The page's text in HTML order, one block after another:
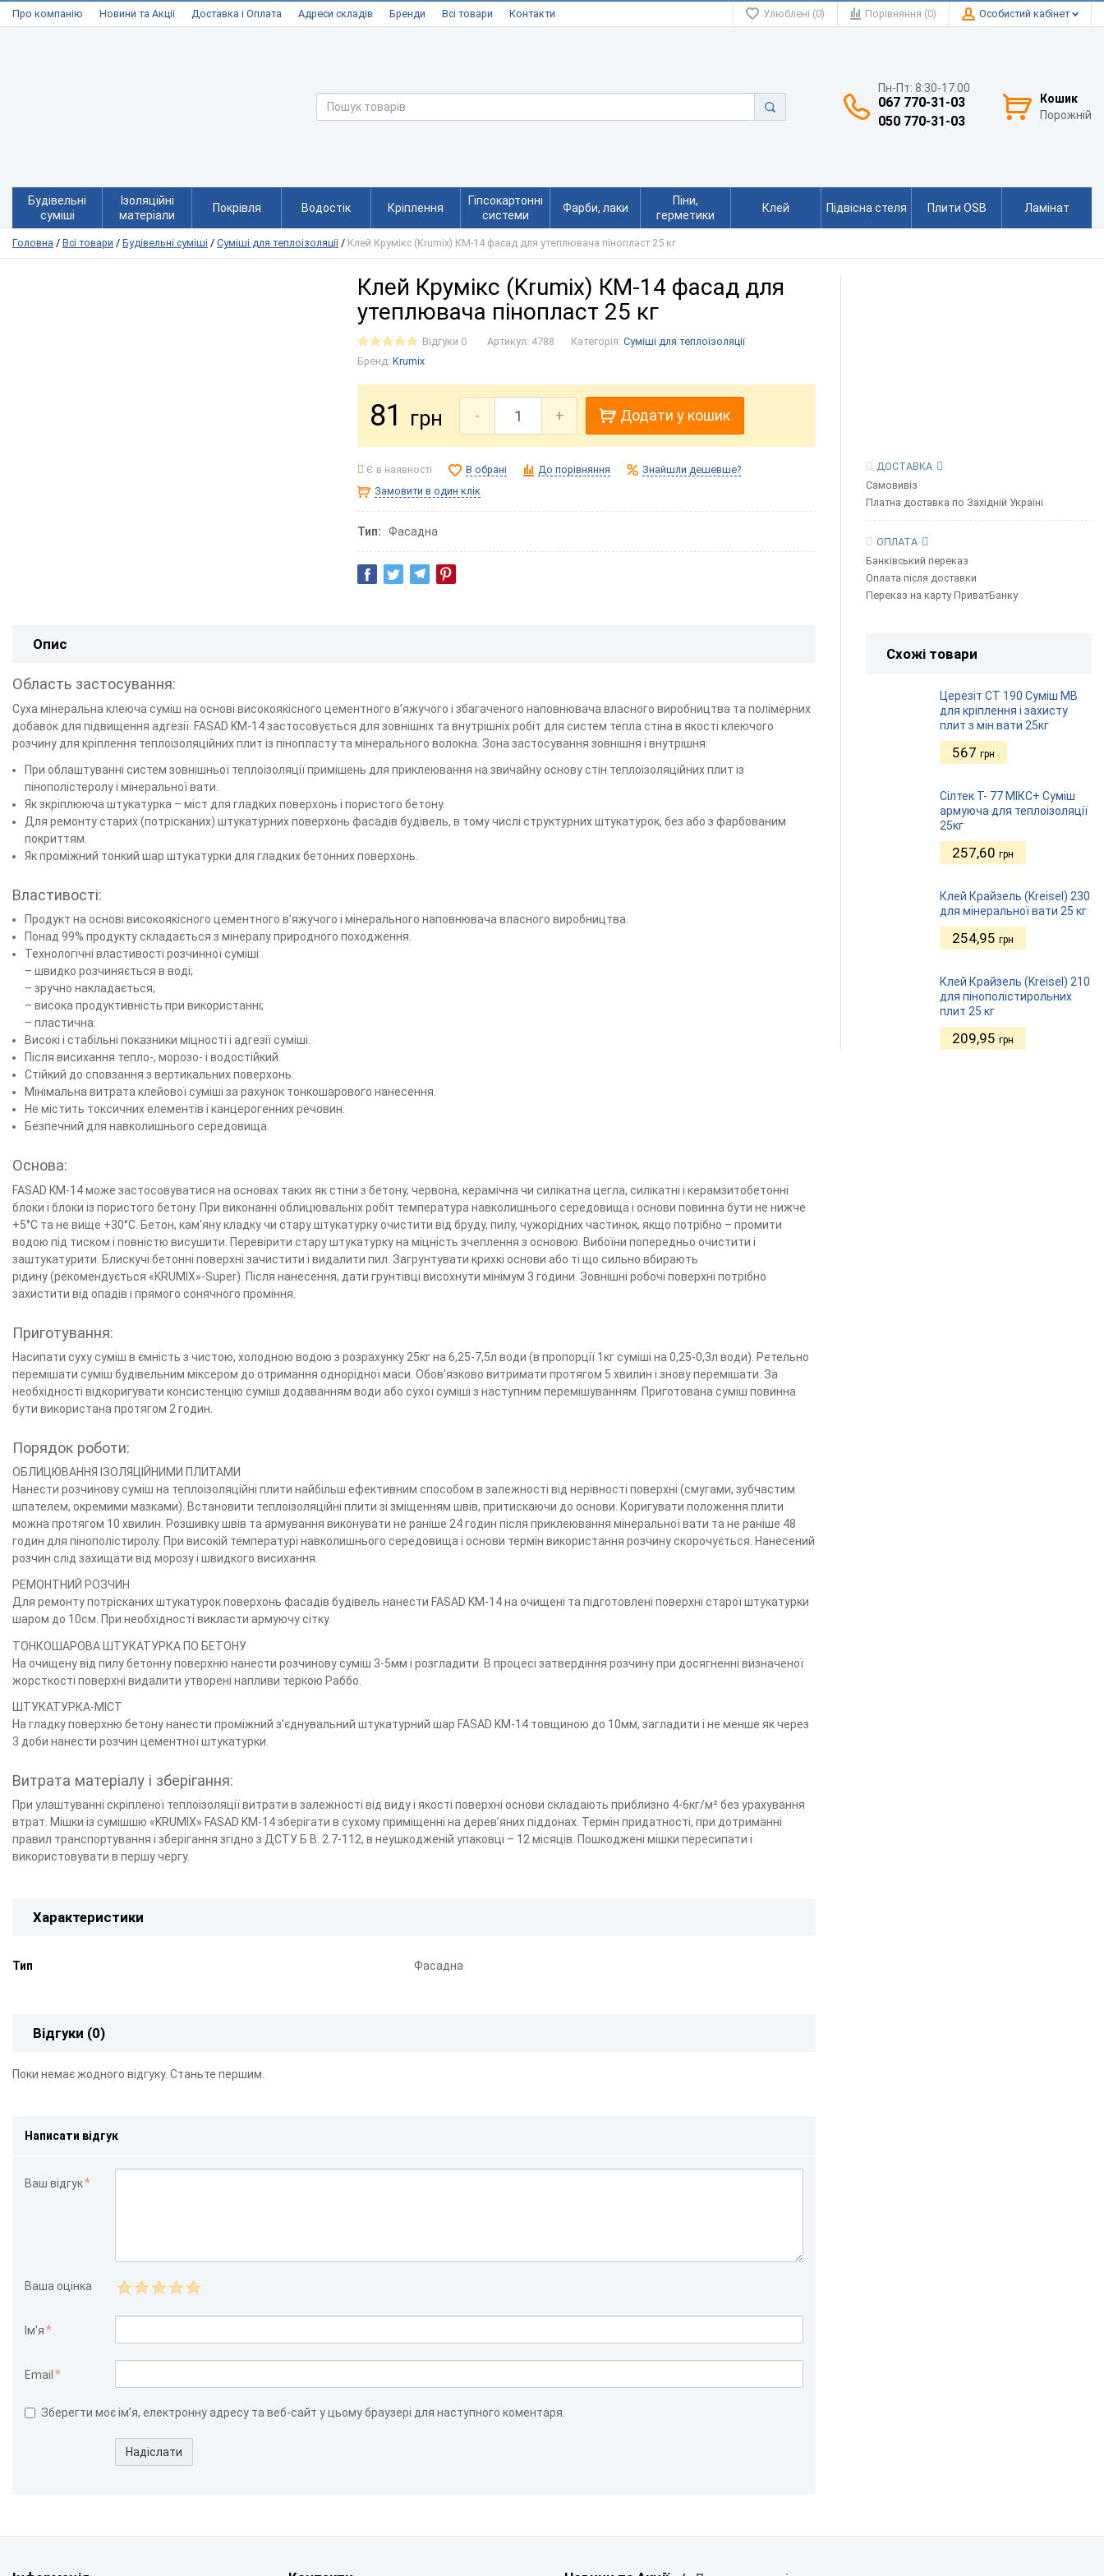
Про компанію Новини та Акції Доставка і Оплата Адреси складів Бренди Всі товари Контакти Улюблені (0) Порівняння (0) Особистий кабінет
Пн-Пт: 8:30-17:00
067 770-31-03
050 770-31-03
Кошик
Порожній
Будівельні
суміші
Ізоляційні
матеріали
Покрівля Водостік Кріплення
Гіпсокартонні
системи
Фарби, лаки
Піни,
герметики
Клей Підвісна стеля Плити OSB Ламінат
Головна / Всі товари / Будівельні суміші / Суміші для теплоізоляції/ Клей Крумікс (Krumix) КМ-14 фасад для утеплювача пінопласт 25 кг
Клей Крумікс (Krumix) КМ-14 фасад для
утеплювача пінопласт 25 кг
Відгуки 0 Артикул: 4788 Категорія: Суміші для теплоізоляції
Бренд: Krumix
81 грн - + Додати у кошик
Є в наявності В обрані До порівняння
Знайшли дешевше?
Замовити в один клік
Тип Фасадна
Опис
Область застосування:
Cуха мінеральна клеюча суміш на основі високоякісного цементного в’яжучого і збагаченого наповнювача власного виробництва та полімерних
добавок для підвищення адгезії. FASAD KM-14 застосовується для зовнішніх та внутрішніх робіт для систем тепла стіна в якості клеючого
розчину для кріплення теплоізоляційних плит із пінопласту та мінерального волокна. Зона застосування зовнішня і внутрішня:
При облаштуванні систем зовнішньої теплоізоляції примішень для приклеювання на звичайну основу стін теплоізоляційних плит із
пінополістеролу і мінеральної вати.
Як зкріплююча штукатурка – міст для гладких поверхонь і пористого бетону.
Для ремонту старих (потрісканих) штукатурних поверхонь фасадів будівель, в тому числі структурних штукатурок, без або з фарбованим
покриттям.
Як проміжний тонкий шар штукатурки для гладких бетонних поверхонь.
Властивості:
Продукт на основі високоякісного цементного в’яжучого і мінерального наповнювача власного виробництва.
Понад 99% продукту складається з мінералу природного походження.
Технологічні властивості розчинної суміші:
– швидко розчиняється в воді;
– зручно накладається;
– висока продуктивність при використанні;
– пластична.
Високі і стабільні показники міцності і адгезії суміші.
Після висихання тепло-, морозо- і водостійкий.
Стійкий до сповзання з вертикальних поверхонь.
Мінімальна витрата клейової суміші за рахунок тонкошарового нанесення.
Не містить токсичних елементів і канцерогенних речовин.
Безпечний для навколишнього середовища.
Основа:
FASAD KM-14 може застосовуватися на основах таких як стіни з бетону, червона, керамічна чи силікатна цегла, силікатні і керамзитобетонні
блоки і блоки із пористого бетону. При виконанні облицювальніх робіт температура навколишнього середовища і основи повинна бути не нижче
+5°С та не вище +30°С. Бетон, кам′яну кладку чи стару штукатурку очистити від бруду, пилу, чужорідних частинок, якщо потрібно – промити
водою під тиском і повністю висушити. Перевірити стару штукатурку на міцність зчеплення з основою. Вибоїни попередньо очистити і
заштукатурити. Блискучі бетонні поверхні зачистити і видалити пил. Загрунтувати крихкі основи або ті що сильно вбирають
рідину (рекомендується «KRUMIX»-Super). Після нанесення, дати грунтівці висохнути мінімум 3 години. Зовнішні робочі поверхні потрібно
захистити від опадів і прямого сонячного проміння.
Приготування:
Насипати суху суміш в ємність з чистою, холодною водою з розрахунку 25кг на 6,25-7,5л води (в пропорції 1кг суміші на 0,25-0,3л води). Ретельно
перемішати суміш будівельним міксером до отримання однорідної маси. Обов’язково витримати протягом 5 хвилин і знову перемішати. За
необхідності відкоригувати консистенцію суміші додаванням води або сухої суміші з наступним перемішуванням. Приготована суміш повинна
бути використана протягом 2 годин.
Порядок роботи:
ОБЛИЦЮВАННЯ ІЗОЛЯЦІЙНИМИ ПЛИТАМИ
Нанести розчинову суміш на теплоізоляційні плити найбільш ефективним способом в залежності від нерівності поверхні (смугами, зубчастим
шпателем, окремими мазками). Встановити теплоізоляційні плити зі зміщенням швів, притискаючи до основи. Коригувати положення плити
можна протягом 10 хвилин. Розшивку швів та армування виконувати не раніше 24 годин після приклеювання мінеральної вати та не раніше 48
годин для пінополістиролу. При високій температурі навколишнього середовища і основи термін використання розчину скорочується. Нанесений
розчин слід захищати від морозу і швидкого висихання.
РЕМОНТНИЙ РОЗЧИН
Для ремонту потрісканих штукатурок поверхонь фасадів будівель нанести FASAD KM-14 на очищені та підготовлені поверхні старої штукатурки
шаром до 10см. При необхідності викласти армуючу сітку.
ТОНКОШАРОВА ШТУКАТУРКА ПО БЕТОНУ
На очищену від пилу бетонну поверхню нанести розчинову суміш 3-5мм і розгладити. В процесі затвердіння розчину при досягненні визначеної
жорсткості поверхні видалити утворені напливи теркою Раббо.
ШТУКАТУРКА-МІСТ
На гладку поверхню бетону нанести проміжний з’єднувальний штукатурний шар FASAD KM-14 товщиною до 10мм, загладити і не менше як через
3 доби нанести розчин цементної штукатурки.
Витрата матеріалу і зберігання:
При улаштуванні скріпленої теплоізоляції витрати в залежності від виду і якості поверхні основи складають приблизно 4-6кг/м² без урахування
втрат. Мішки із сумішшю «KRUMIX» FASAD KM-14 зберігати в сухому приміщенні на дерев’яних піддонах. Термін придатності, при дотриманні
правил транспортування і зберігання згідно з ДСТУ Б В. 2.7-112, в неушкодженій упаковці – 12 місяців. Пошкоджені мішки пересипати і
використовувати в першу чергу.
Характеристики
Тип Фасадна
Відгуки (0)
Поки немає жодного відгуку. Станьте першим.
Написати відгук
Ваш відгук
Ваша оцінка
Ім'я
Email
Зберегти моє ім’я, електронну адресу та веб-сайт у цьому браузері для наступного коментаря.
Надіслати
ДОСТАВКА
Самовивіз
Платна доставка по Західній Україні
ОПЛАТА
Банківський переказ
Оплата після доставки
Переказ на карту ПриватБанку
Схожі товари
Церезіт СТ 190 Суміш МВ
для кріплення і захисту
плит з мін.вати 25кг
567 грн
Сілтек Т- 77 МІКС+ Суміш
армуюча для теплоізоляції
25кг
257,60 грн
Клей Крайзель (Kreisel) 230
для мінеральної вати 25 кг
254,95 грн
Клей Крайзель (Kreisel) 210
для пінополістирольних
плит 25 кг
209,95 грн